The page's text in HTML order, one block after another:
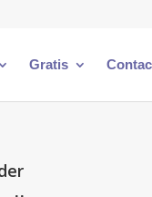
Gratis